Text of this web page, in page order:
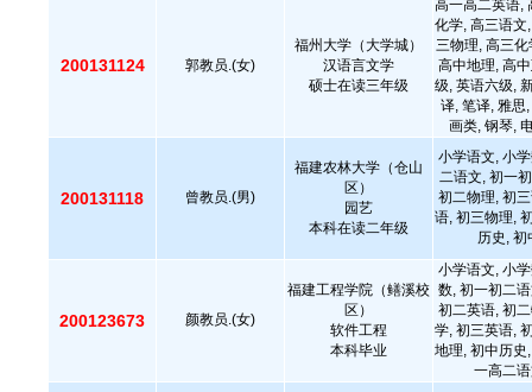
200131124 郭教员.(女)
福州大学（大学城）
汉语言文学
硕士在读三年级
高一高二英语,
化学, 高三语文
三物理, 高三
高中地理, 高
级, 英语六级,
译, 笔译, 雅思
画类, 钢琴,
200131118 曾教员.(男)
福建农林大学（仓山
区）
园艺
本科在读二年级
小学语文, 小
二语文, 初一
初二物理, 初
语, 初三物理,
历史, 初
200123673 颜教员.(女)
福建工程学院（鳝溪校
区）
软件工程
本科毕业
小学语文, 小
数, 初一初二
初二英语, 初
学, 初三英语,
地理, 初中历史
一高二